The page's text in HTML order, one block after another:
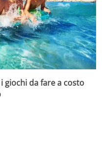
giochi da fare a costo